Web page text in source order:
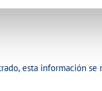
esta información